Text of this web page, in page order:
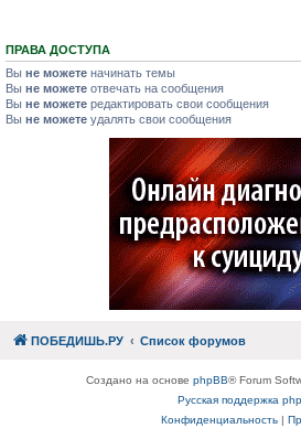
ПРАВА ДОСТУПА
Вы не можете начинать темы
Вы не можете отвечать на сообщения
Вы не можете редактировать свои сообщения
Вы не можете удалять свои сообщения
ПОБЕДИШЬ.РУ Список форумов
Создано на основе phpBB® Forum
Русская поддержка
Конфиденциальность|